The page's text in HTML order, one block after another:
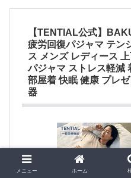
【TENTIAL公式】
疲労回復パジャマ テン
ス メンズ レディース
パジャマ ストレス軽減
部屋着 快眠 健康 プレ
器
メニュー ホーム